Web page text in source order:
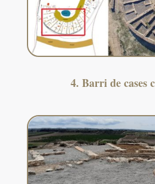
4. Barri de cases